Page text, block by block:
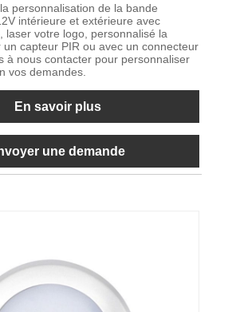
personnalisation de la bande
intérieure et extérieure avec
laser votre logo, personnalisé la
un capteur PIR ou avec un connecteur
à nous contacter pour personnaliser
vos demandes.
En savoir plus
une demande